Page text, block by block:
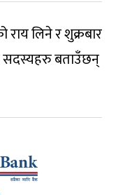
लिने र शुक्रबार
सदस्यहरु बताउँछन्